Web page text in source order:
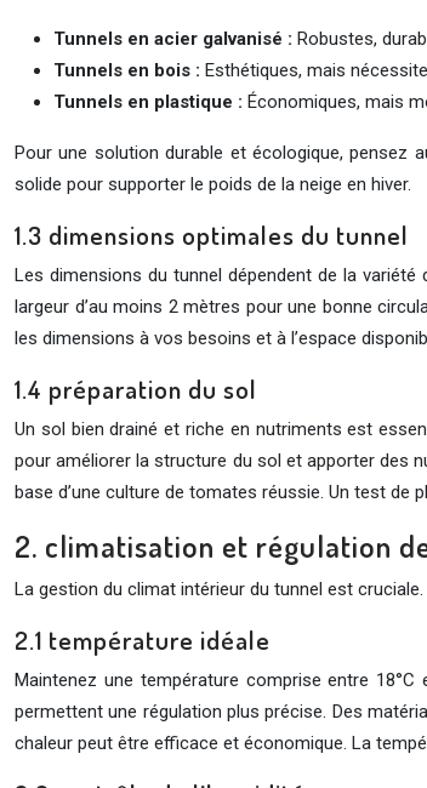
Tunnels en acier galvanisé : Robustes,
Tunnels en bois : Esthétiques, mais
Tunnels en plastique : Économiques, mais
Pour une solution durable et écologique, pensez
solide pour supporter le poids de la neige en hiver.
1.3 dimensions optimales du tunnel
Les dimensions du tunnel dépendent de la
largeur d’au moins 2 mètres pour une bonne
les dimensions à vos besoins et à l’espace
1.4 préparation du sol
Un sol bien drainé et riche en nutriments est
pour améliorer la structure du sol et apporter des
base d’une culture de tomates réussie. Un test de
2. climatisation et régulation
La gestion du climat intérieur du tunnel est
2.1 température idéale
Maintenez une température comprise entre
permettent une régulation plus précise. Des
chaleur peut être efficace et économique. La